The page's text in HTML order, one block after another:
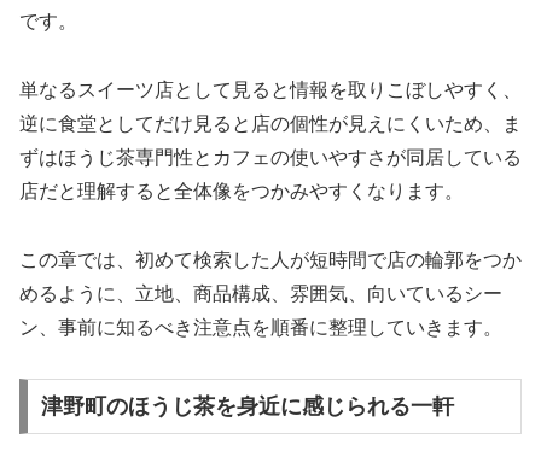
です。
単なるスイーツ店として見ると情報を取りこぼしやすく、
逆に食堂としてだけ見ると店の個性が見えにくいため、ま
ずはほうじ茶専門性とカフェの使いやすさが同居している
店だと理解すると全体像をつかみやすくなります。
この章では、初めて検索した人が短時間で店の輪郭をつか
めるように、立地、商品構成、雰囲気、向いているシー
ン、事前に知るべき注意点を順番に整理していきます。
津野町のほうじ茶を身近に感じられる一軒